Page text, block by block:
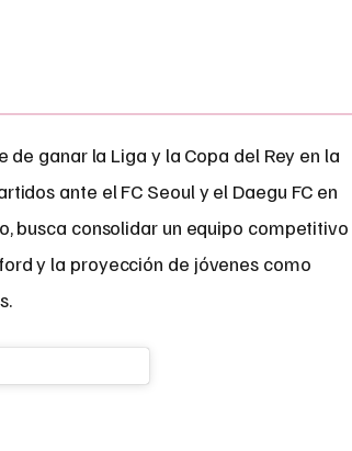
de ganar la Liga y la Copa del Rey en la
ante el FC Seoul y el Daegu FC en
busca consolidar un equipo competitivo
y la proyección de jóvenes como